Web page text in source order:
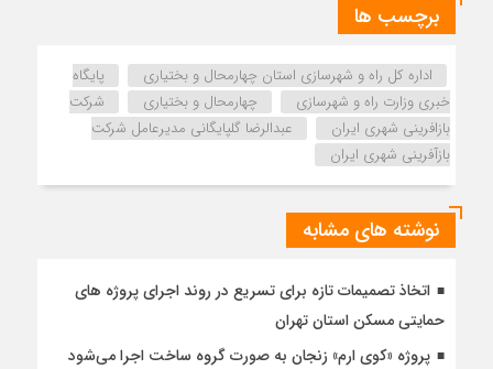
برچسب ها
اداره كل راه و شهرسازي استان چهارمحال و بختياري
پایگاه
خبری وزارت راه و شهرسازی
چهارمحال و بختیاری
شرکت
بازافرینی شهری ایران
عبدالرضا گلپایگانی مدیرعامل شرکت
بازآفرینی شهری ایران
نوشته های مشابه
اتخاذ تصمیمات تازه برای تسریع در روند اجرای پروژه های
حمایتی مسکن استان تهران
پروژه «کوی ارم» زنجان به صورت گروه ساخت اجرا می‌شود